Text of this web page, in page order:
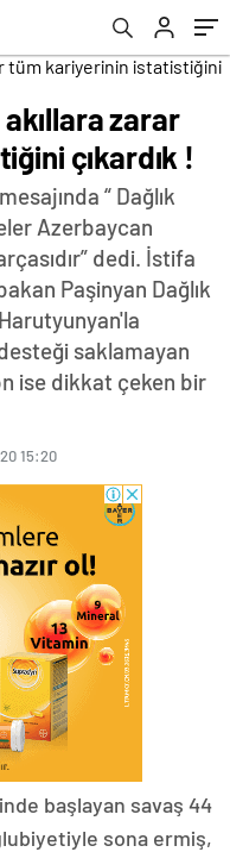
zarar
çıkardık !
“ Dağlık
Azerbaycan
dedi. İstifa
Paşinyan Dağlık
saklamayan
ise dikkat çeken bir
15:20
başlayan savaş 44
sona ermiş,